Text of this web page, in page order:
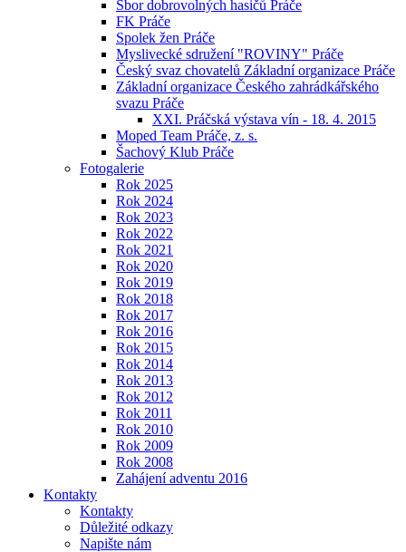
Sbor dobrovolných hasičů Práče
FK Práče
Spolek žen Práče
Myslivecké sdružení "ROVINY" Práče
Český svaz chovatelů Základní organizace Práče
Základní organizace Českého zahrádkářského
svazu Práče
XXI. Práčská výstava vín - 18. 4. 2015
Moped Team Práče, z. s.
Šachový Klub Práče
Fotogalerie
Rok 2025
Rok 2024
Rok 2023
Rok 2022
Rok 2021
Rok 2020
Rok 2019
Rok 2018
Rok 2017
Rok 2016
Rok 2015
Rok 2014
Rok 2013
Rok 2012
Rok 2011
Rok 2010
Rok 2009
Rok 2008
Zahájení adventu 2016
Kontakty
Kontakty
Důležité odkazy
Napište nám